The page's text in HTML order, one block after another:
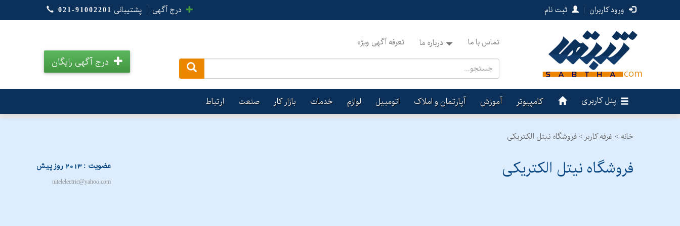
ورود کاربران | ثبت نام درج آگهی | پشتیبانی 021-91002201
تماس با ما درباره ما تعرفه آگهی ویژه
درج آگهی رایگان
پنل کاربری کامپیوتر آموزش آپارتمان و املاک اتومبیل لوازم خدمات بازار کار صنعت ارتباط
خانه > غرفه کاربر > فروشگاه نیتل الکتریکی
فروشگاه نیتل الکتریکی عضویت : 2013 روز پیش
nitelelectric@yahoo.com